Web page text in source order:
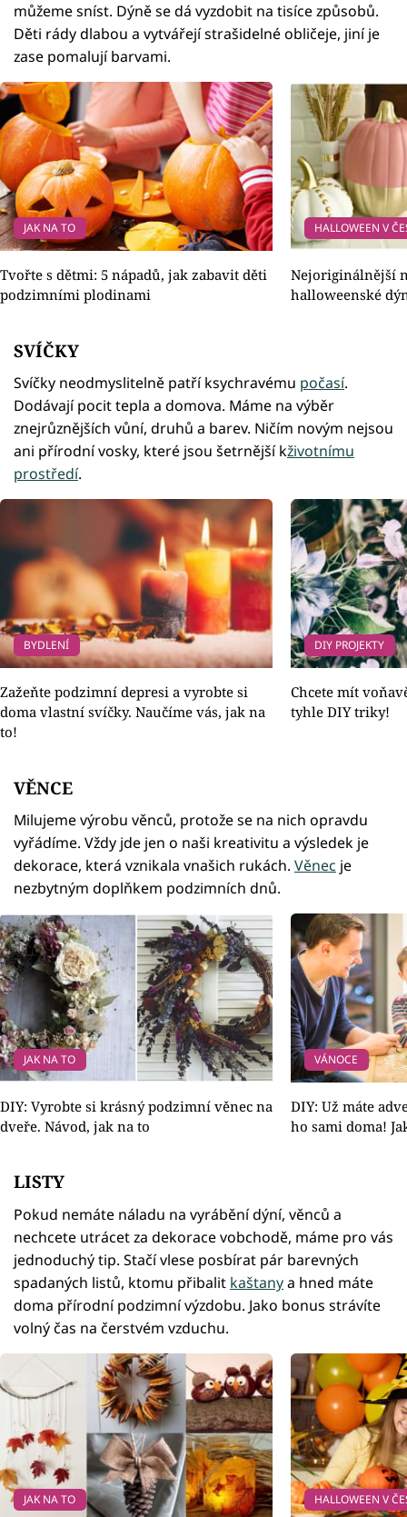
můžeme sníst. Dýně se dá vyzdobit na tisíce způsobů.
Děti rády dlabou a vytvářejí strašidelné obličeje, jiní je
zase pomalují barvami.
JAK NA TO
Tvořte s dětmi: 5 nápadů, jak zabavit děti
podzimními plodinami
HALLOWEEN V
Nejoriginálnější
halloweenské
SVÍČKY
Svíčky neodmyslitelně patří ksychravému počasí.
Dodávají pocit tepla a domova. Máme na výběr
znejrůznějších vůní, druhů a barev. Ničím novým nejsou
ani přírodní vosky, které jsou šetrnější kživotnímu
prostředí.
BYDLENÍ
Zažeňte podzimní depresi a vyrobte si
doma vlastní svíčky. Naučíme vás, jak na
to!
DIY PROJEKTY
Chcete mít
tyhle DIY triky!
VĚNCE
Milujeme výrobu věnců, protože se na nich opravdu
vyřádíme. Vždy jde jen o naši kreativitu a výsledek je
dekorace, která vznikala vnašich rukách. Věnec je
nezbytným doplňkem podzimních dnů.
JAK NA TO
DIY: Vyrobte si krásný podzimní věnec na
dveře. Návod, jak na to
VÁNOCE
DIY: Už máte
ho sami doma!
LISTY
Pokud nemáte náladu na vyrábění dýní, věnců a
nechcete utrácet za dekorace vobchodě, máme pro vás
jednoduchý tip. Stačí vlese posbírat pár barevných
spadaných listů, ktomu přibalit kaštanya hned máte
doma přírodní podzimní výzdobu. Jako bonus strávíte
volný čas na čerstvém vzduchu.
JAK NA TO HALLOWEEN V